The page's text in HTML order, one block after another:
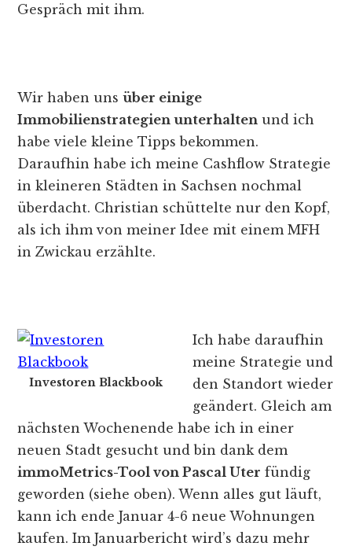
Gespräch mit ihm.
Wir haben unsüber einige
Immobilienstrategien unterhalten und ich
habe viele kleine Tipps bekommen.
Daraufhin habe ich meine Cashflow Strategie
in kleineren Städten in Sachsen nochmal
überdacht. Christian schüttelte nur den Kopf,
als ich ihm von meiner Idee mit einem MFH
in Zwickau erzählte.
Investoren Blackbook
Ich habe daraufhin
meine Strategie und
den Standort wieder
geändert. Gleich am
nächsten Wochenende habe ich in einer
neuen Stadt gesucht und bin dank dem
immoMetrics-Tool von Pascal Uter fündig
geworden (siehe oben). Wenn alles gut läuft,
kann ich ende Januar 4-6 neue Wohnungen
kaufen. Im Januarbericht wird’s dazu mehr